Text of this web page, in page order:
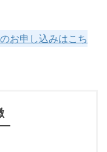
お申し込みはこち